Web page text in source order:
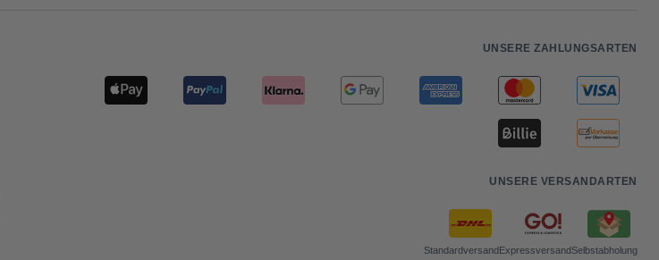
UNSERE ZAHLUNGSARTEN
UNSERE VERSANDARTEN
Standardversand Expressversand Selbstabholung